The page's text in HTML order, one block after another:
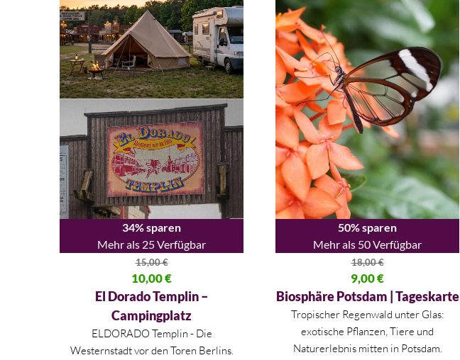
34% sparen
Mehr als 25 Verfügbar
15,00€
Ursprünglicher Preis war: 15,00 €
10,00€
Aktueller Preis ist: 10,00 €.
El Dorado Templin –
Campingplatz
ELDORADO Templin - Die
Westernstadt vor den Toren Berlins.
50% sparen
Mehr als 50 Verfügbar
18,00€
Ursprünglicher Preis war: 18,00 €
9,00€
Aktueller Preis ist: 9,00 €.
Biosphäre Potsdam | Tageskarte
Tropischer Regenwald unter Glas:
exotische Pflanzen, Tiere und
Naturerlebnis mitten in Potsdam.